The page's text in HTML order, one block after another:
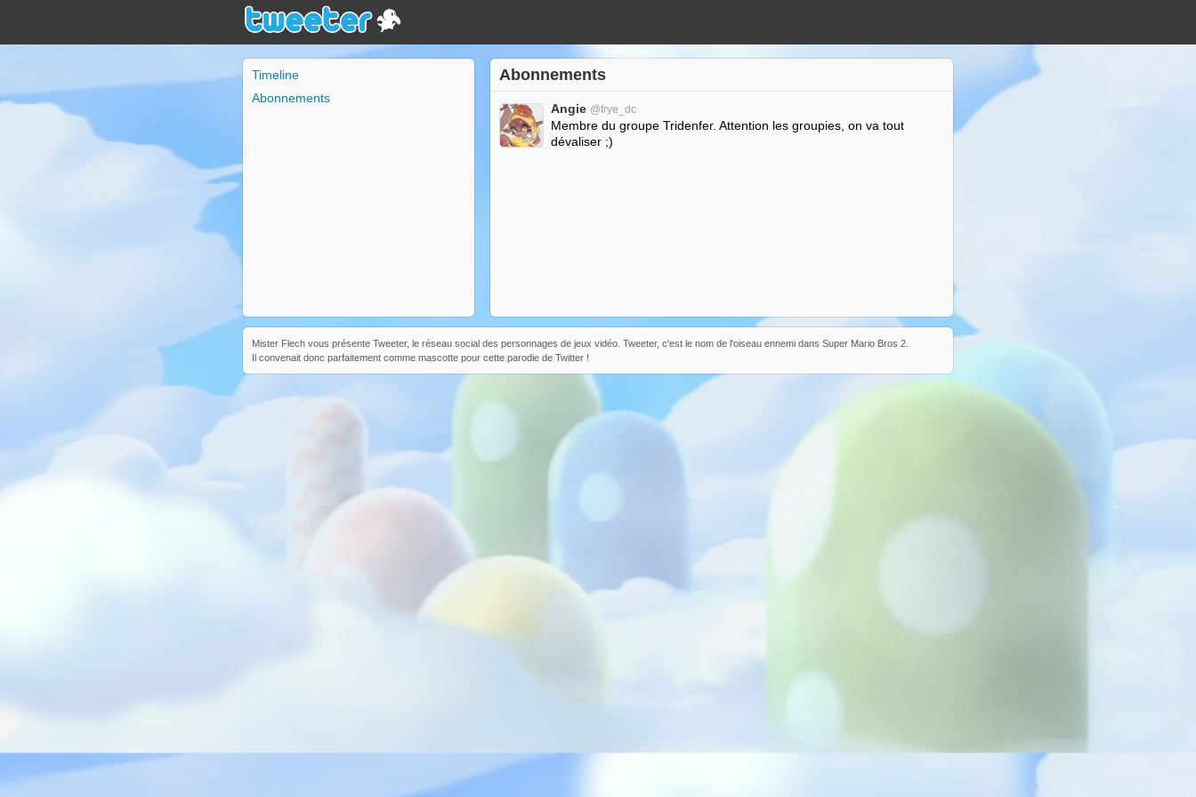
Timeline
Abonnements
Abonnements
Angie @frye_dc
Membre du groupe Tridenfer. Attention les groupies, on va tout
dévaliser ;)
Mister Flech vous présente Tweeter, le réseau social des personnages de jeux vidéo. Tweeter, c'est le nom de l'oiseau ennemi dans Super Mario Bros 2.
Il convenait donc parfaitement comme mascotte pour cette parodie de Twitter !